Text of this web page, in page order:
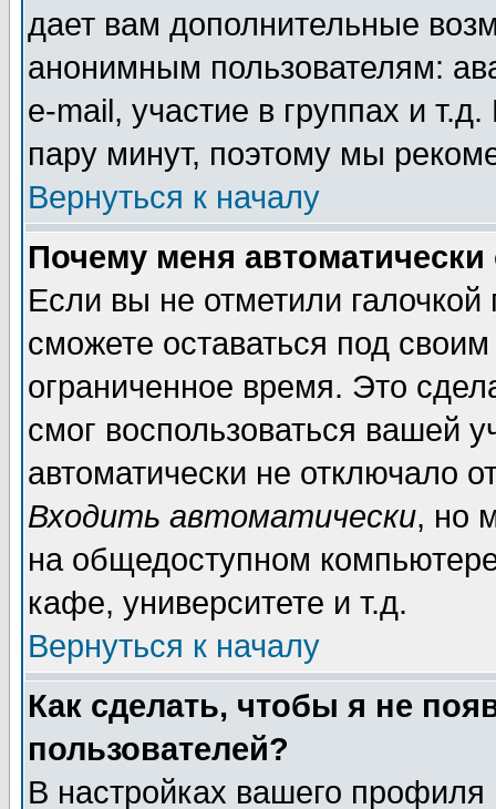
дает вам дополнительные
анонимным пользователям:
e-mail, участие в группах и
пару минут, поэтому мы
Вернуться к началу
Почему меня автоматически
Если вы не отметили галочкой
сможете оставаться под
ограниченное время. Это
смог воспользоваться вашей
автоматически не отключало
Входить автоматически, но
на общедоступном
кафе, университете и т.д.
Вернуться к началу
Как сделать, чтобы я не
пользователей?
В настройках вашего